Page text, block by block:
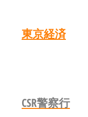
東京経済
CSR警察行